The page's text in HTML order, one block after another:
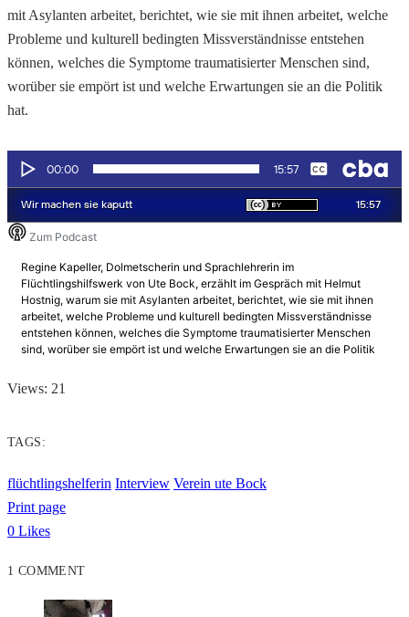
mit Asylanten arbeitet, berichtet, wie sie mit ihnen arbeitet, welche
Probleme und kulturell bedingten Missverständnisse entstehen
können, welches die Symptome traumatisierter Menschen sind,
worüber sie empört ist und welche Erwartungen sie an die Politik
hat.
Views: 21
TAGS:
flüchtlingshelferin Interview Verein ute Bock
Print page
0 Likes
1 COMMENT